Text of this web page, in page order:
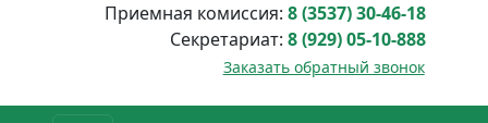
Приемная комиссия: 8 (3537) 30-46-18
Секретариат: 8 (929) 05-10-888
Заказать обратный звонок